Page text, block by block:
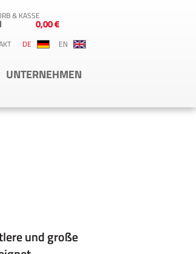
& KASSE
0,00 €
DE EN
UNTERNEHMEN
und große